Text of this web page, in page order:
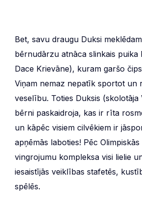
Bet, savu draugu Duksi
bērnudārzu atnāca slinkais puika
Dace Krievāne), kuram garšo
Viņam nemaz nepatīk sportot un
veselību. Toties Duksis
bērni paskaidroja, kas ir rīta
un kāpēc visiem cilvēkiem ir
apņēmās laboties! Pēc Olimpiskās
vingrojumu kompleksa visi lielie
iesaistījās veiklības stafetēs,
spēlēs.